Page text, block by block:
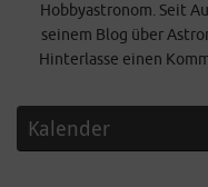
Hobbyastronom. Seit
seinem Blog über
Hinterlasse einen
Kalender